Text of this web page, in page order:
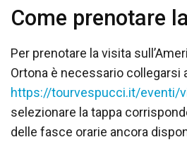
Come prenotare
Per prenotare la visita
Ortona è necessario collegarsi
https://tourvespucci.it/eventi/
selezionare la tappa
delle fasce orarie ancora